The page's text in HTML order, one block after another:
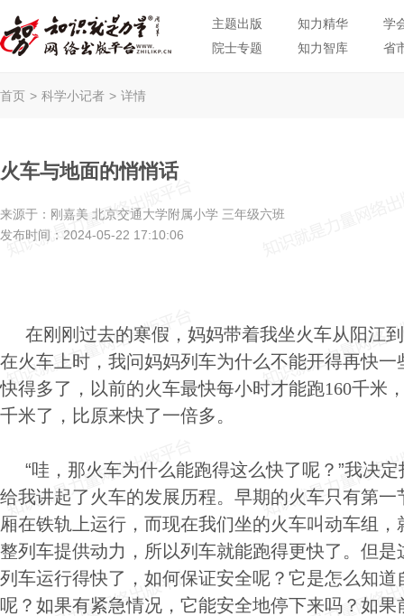
主题出版 知力精华
学
院士专题
知力智库 省
首页 > 科学小记者 > 详情
火车与地面的悄悄话
来源于： 刚嘉美 北京交通大学附属小学 三年级六班
发布时间： 2024-05-22 17:10:06
在刚刚过去的寒假，妈妈带着我坐火车从阳江
在火车上时，我问妈妈列车为什么不能开得再快
快得多了，以前的火车最快每小时才能跑160千米
千米了，比原来快了一倍多。
“哇，那火车为什么能跑得这么快了呢？”我决
给我讲起了火车的发展历程。早期的火车只有第
厢在铁轨上运行，而现在我们坐的火车叫动车组
整列车提供动力，所以列车就能跑得更快了。但
列车运行得快了，如何保证安全呢？它是怎么知
呢？如果有紧急情况，它能安全地停下来吗？如